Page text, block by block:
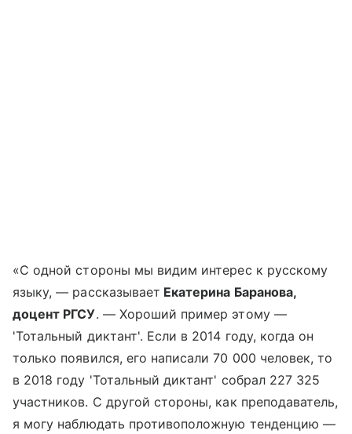
«С одной стороны мы видим интерес к русскому
языку, — рассказывает Екатерина Баранова,
доцент РГСУ. — Хороший пример этому —
'Тотальный диктант'. Если в 2014 году, когда он
только появился, его написали 70 000 человек, то
в 2018 году 'Тотальный диктант' собрал 227 325
участников. С другой стороны, как преподаватель,
я могу наблюдать противоположную тенденцию —